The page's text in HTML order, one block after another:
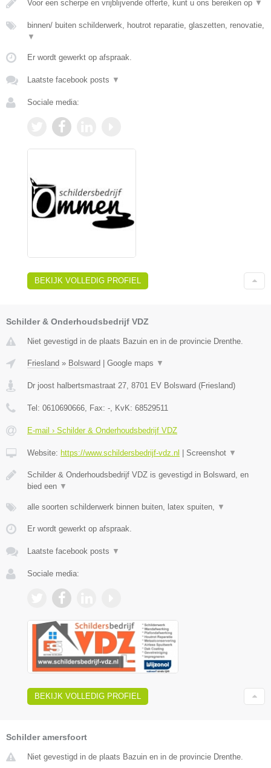
Voor een scherpe en vrijblijvende offerte, kunt u ons bereiken op ▼
binnen/ buiten schilderwerk, houtrot reparatie, glaszetten, renovatie,
▼
Er wordt gewerkt op afspraak.
Laatste facebook posts ▼
Sociale media:
BEKIJK VOLLEDIG PROFIEL
Schilder & Onderhoudsbedrijf VDZ
Niet gevestigd in de plaats Bazuin en in de provincie Drenthe.
Friesland » Bolsward Google maps ▼
Dr joost halbertsmastraat 27 8701 EV Bolsward (Friesland)
Tel: 0610690666 , Fax: - , KvK: 68529511
E-mail › Schilder & Onderhoudsbedrijf VDZ
Website: https://www.schildersbedrijf-vdz.nl Screenshot ▼
Schilder & Onderhoudsbedrijf VDZ is gevestigd in Bolsward, en
bied een ▼
alle soorten schilderwerk binnen buiten, latex spuiten, ▼
Er wordt gewerkt op afspraak.
Laatste facebook posts ▼
Sociale media:
BEKIJK VOLLEDIG PROFIEL
Schilder amersfoort
Niet gevestigd in de plaats Bazuin en in de provincie Drenthe.